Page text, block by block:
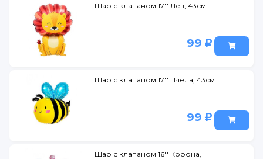
Шар с клапаном 17'' Лев, 43см
99
Шар с клапаном 17'' Пчела, 43см
99
Шар с клапаном 16'' Корона,